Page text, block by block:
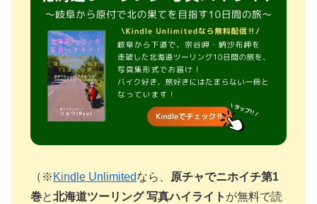
（※ Kindle Unlimitedなら、 原チャでニホイチ第1
巻と北海道ツーリング 写真ハイライト が無料で読